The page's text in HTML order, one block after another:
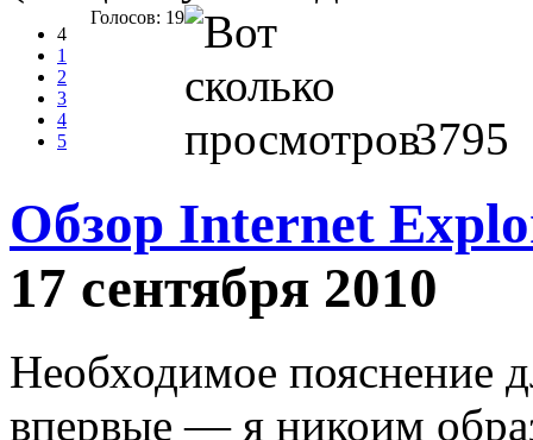
4
1
2
3
4
5
Голосов: 19
3795
Обзор Internet
17 сентября 2010
Необходимое пояснение
впервые — я никоим